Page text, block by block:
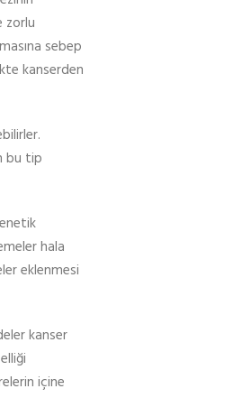
zorlu
sebep
kanserden
bu tip
hala
eklenmesi
kanser
içine